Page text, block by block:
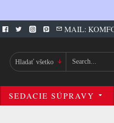
MAIL:
Hladať všetko
SEDACIE SÚPRAVY